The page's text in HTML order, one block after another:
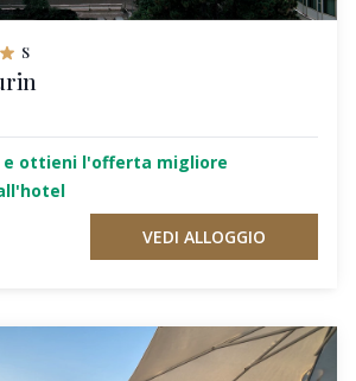
s
e ottieni l'offerta migliore
VEDI ALLOGGIO